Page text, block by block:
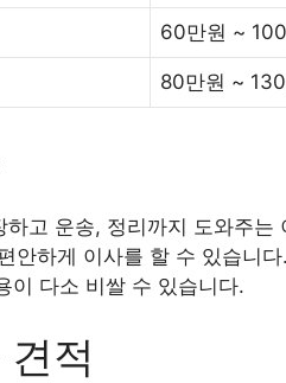
60만원 ~
80만원 ~
고 운송, 정리까지 도와주
하게 이사를 할 수 있습니
이 다소 비쌀 수 있습니다.
적